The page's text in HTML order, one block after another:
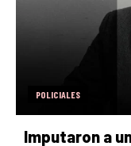
POLICIALES
Imputaron a